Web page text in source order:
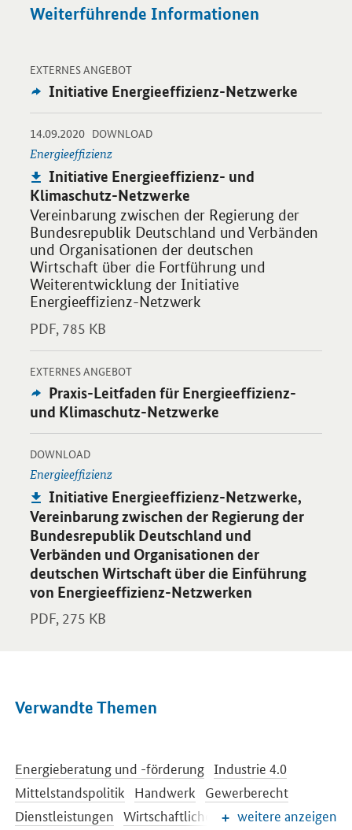
Weiterführende Informationen
EXTERNES ANGEBOT-
Externes
Angebot:
Initiative Energieeffizienz-Netzwerke
Öffnet Einzelsicht
14.09.2020 -
DOWNLOAD-
Energieeffizienz
Publikation:
Initiative Energieeffizienz- und
Klimaschutz-Netzwerke
Vereinbarung zwischen der Regierung der
Bundesrepublik Deutschland und Verbänden
und Organisationen der deutschen
Wirtschaft über die Fortführung und
Weiterentwicklung der Initiative
Energieeffizienz-Netzwerk
PDF, 785 KB
Öffnet PDF "Initiative Energieeffizienz- und Klimaschutz-
EXTERNES ANGEBOT-
Externes
Angebot:
Praxis-Leitfaden für Energieeffizienz-
und Klimaschutz-Netzwerke
Öffnet Einzelsicht
DOWNLOAD-
Energieeffizienz
Publikation:
Initiative Energieeffizienz-Netzwerke,
Vereinbarung zwischen der Regierung der
Bundesrepublik Deutschland und
Verbänden und Organisationen der
deutschen Wirtschaft über die Einführung
von Energieeffizienz-Netzwerken
PDF, 275 KB
Öffnet PDF "Initiative Energieeffizienz-Netzwerke,
Verwandte Themen
Energieberatung und -förderung Industrie 4.0
Mittelstandspolitik Handwerk Gewerberecht
Dienstleistungen Wirtschaftliche Entwicklung
weitere anzeigen